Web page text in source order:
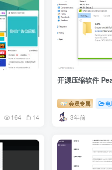
164 14
开源压缩软件
会员专属
3年前